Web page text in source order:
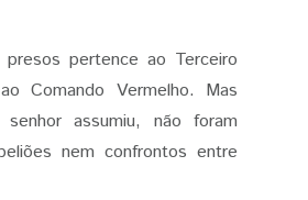
pertence ao Terceiro
Comando Vermelho. Mas
assumiu, não foram
nem confrontos entre